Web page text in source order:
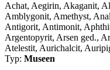
Achat, Aegirin, Akaganit,
Amblygonit, Amethyst,
Antigorit, Antimonit,
Argentopyrit, Arsen ged.,
Atelestit, Aurichalcit,
Typ: Museen